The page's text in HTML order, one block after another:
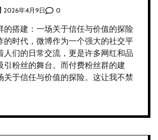
2026年4月9日 0
的搭建：一场关于信任与价值的探险
的时代，微博作为一个强大的社交平
人们的日常交流，更是许多网红和品
引粉丝的舞台。而付费粉丝群的建
关于信任与价值的探险。这让我不禁